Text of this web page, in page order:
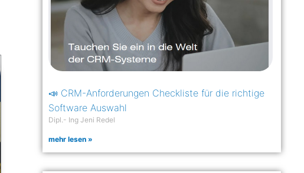
📣 CRM-Anforderungen Checkliste für die richtige
Software Auswahl
Dipl.- Ing Jeni Redel
mehr lesen »